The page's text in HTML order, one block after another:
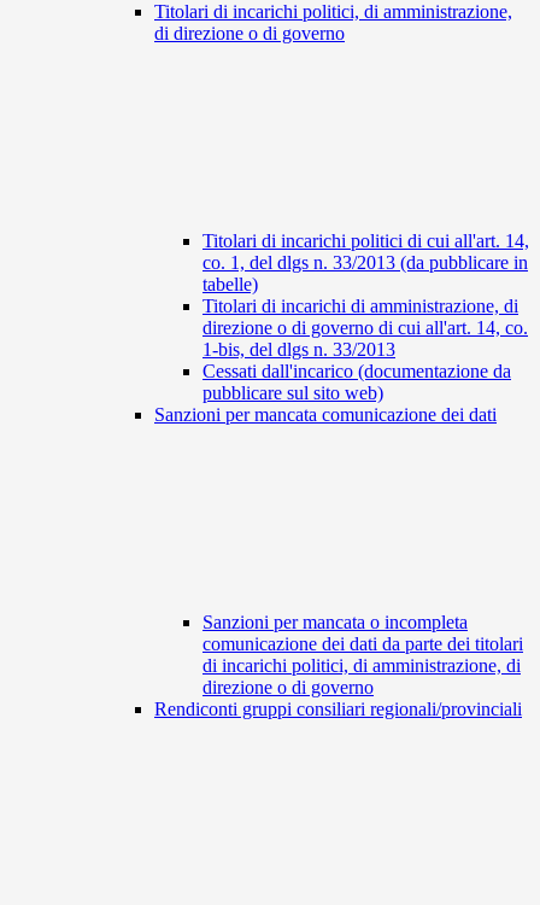
Titolari di incarichi politici, di amministrazione,
di direzione o di governo
Titolari di incarichi politici di cui all'art. 14,
co. 1, del dlgs n. 33/2013 (da pubblicare in
tabelle)
Titolari di incarichi di amministrazione, di
direzione o di governo di cui all'art. 14, co.
1-bis, del dlgs n. 33/2013
Cessati dall'incarico (documentazione da
pubblicare sul sito web)
Sanzioni per mancata comunicazione dei dati
Sanzioni per mancata o incompleta
comunicazione dei dati da parte dei titolari
di incarichi politici, di amministrazione, di
direzione o di governo
Rendiconti gruppi consiliari regionali/provinciali